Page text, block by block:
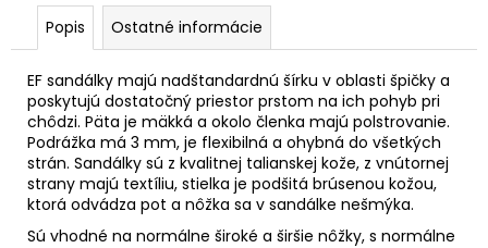
Popis Ostatné informácie
EF sandálky majú nadštandardnú šírku v oblasti špičky a
poskytujú dostatočný priestor prstom na ich pohyb pri
chôdzi. Päta je mäkká a okolo členka majú polstrovanie.
Podrážka má 3 mm, je flexibilná a ohybná do všetkých
strán. Sandálky sú z kvalitnej talianskej kože, z vnútornej
strany majú textíliu, stielka je podšitá brúsenou kožou,
ktorá odvádza pot a nôžka sa v sandálke nešmýka.
Sú vhodné na normálne široké a širšie nôžky, s normálne